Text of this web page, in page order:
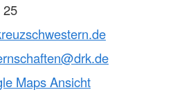
25
Maps Ansicht